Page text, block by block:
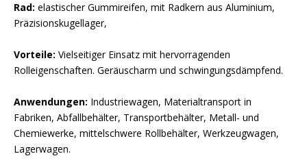
Rad: elastischer Gummireifen, mit Radkern aus Aluminium,
Präzisionskugellager,
Vorteile: Vielseitiger Einsatz mit hervorragenden
Rolleigenschaften. Geräuscharm und schwingungsdämpfend.
Anwendungen: Industriewagen, Materialtransport in
Fabriken, Abfallbehälter, Transportbehälter, Metall- und
Chemiewerke, mittelschwere Rollbehälter, Werkzeugwagen,
Lagerwagen.